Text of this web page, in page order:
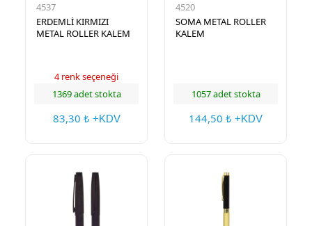
4537
ERDEMLİ KIRMIZI
METAL ROLLER KALEM
4 renk seçeneği
1369 adet stokta
83,30 ₺ +KDV
4520
SOMA METAL ROLLER
KALEM
1057 adet stokta
144,50 ₺ +KDV